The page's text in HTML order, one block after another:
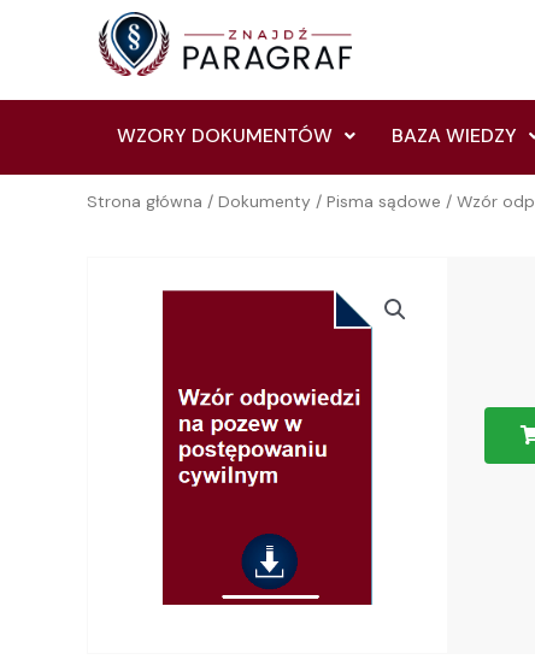
WZORY DOKUMENTÓW BAZA WIEDZY
Strona główna / Dokumenty / Pisma sądowe / Wzór